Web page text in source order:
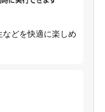
どを快適に楽しめ